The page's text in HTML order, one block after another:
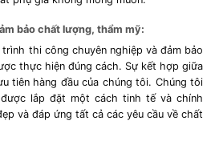
bảo chất lượng, thẩm mỹ:
thi công chuyên nghiệp và đảm bảo
thực hiện đúng cách. Sự kết hợp giữa
tiên hàng đầu của chúng tôi. Chúng tôi
lắp đặt một cách tinh tế và chính
và đáp ứng tất cả các yêu cầu về chất